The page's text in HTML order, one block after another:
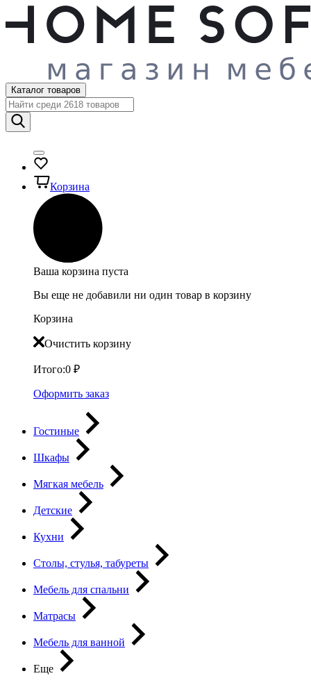
Каталог товаров
Корзина
Ваша корзина пуста
Вы еще не добавили ни один товар в корзину
Корзина
Очистить корзину
Итого:0 ₽
Оформить заказ
Гостиные
Шкафы
Мягкая мебель
Детские
Кухни
Столы, стулья, табуреты
Мебель для спальни
Матрасы
Мебель для ванной
Еще